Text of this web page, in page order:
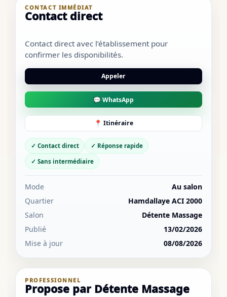
CONTACT IMMÉDIAT
Contact direct
Contact direct avec l’établissement pour
confirmer les disponibilités.
Appeler
💬 WhatsApp
📍 Itinéraire
✓ Contact direct ✓ Réponse rapide
✓ Sans intermédiaire
Mode
Au salon
Quartier
Hamdallaye ACI 2000
Salon
Détente Massage
Publié
13/02/2026
Mise à jour
08/08/2026
PROFESSIONNEL
Propose par Détente Massage